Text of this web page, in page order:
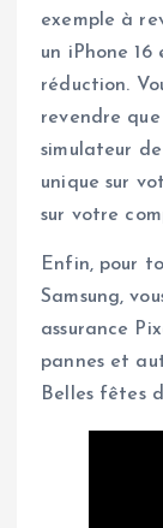
exemple à
un iPhone
réduction.
revendre
simulateur
unique sur
sur votre
Enfin, pour
Samsung,
assurance
pannes et
Belles fêtes